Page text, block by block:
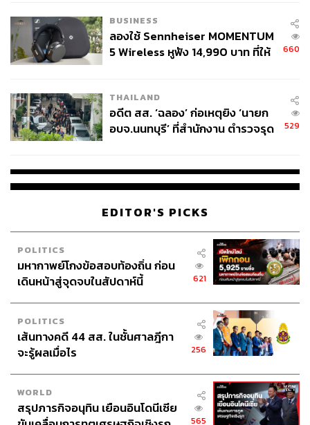
BUSINESS
ลองใช้ Sennheiser MOMENTUM
5 Wireless หูฟัง 14,990 บาท ที่ให้
660
THAILAND
อดีต สส. ‘ฉลอง’ ก่อเหตุยิง ‘นายก
อบจ.นนทบุรี’ ที่สำนักงาน ตำรวจรุด
529
EDITOR'S PICKS
POLITICS
มหากาพย์โกงข้อสอบท้องถิ่น ก่อน
เดินหน้าสู่จุดจบในสัปดาห์นี้
621
POLITICS
เส้นทางคดี 44 สส. ในชั้นศาลฎีกา
จะรู้ผลเมื่อไร
256
WORLD
สรุปภารกิจอนุทิน เยือนอินโดนีเซีย
565